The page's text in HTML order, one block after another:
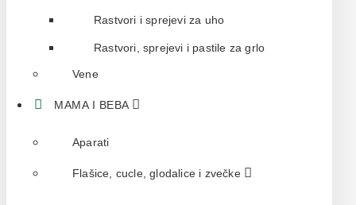
Rastvori i sprejevi za uho
Rastvori, sprejevi i pastile za grlo
Vene
MAMA I BEBA
Aparati
Flašice, cucle, glodalice i zvečke